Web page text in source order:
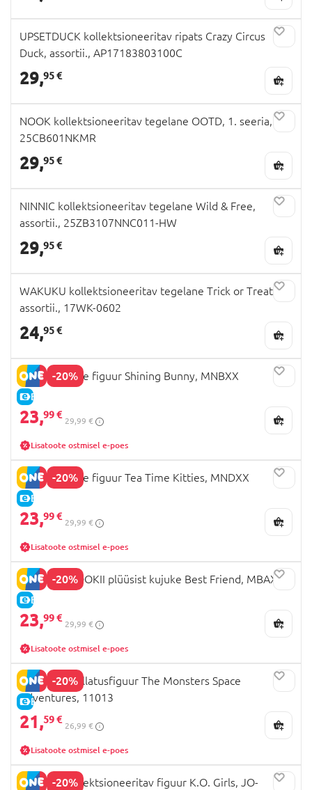
UPSETDUCK kollektsioneeritav ripats Crazy Circus
Duck, assortii., AP17183803100C
29,95 €
NOOK kollektsioneeritav tegelane OOTD, 1. seeria,
25CB601NKMR
29,95 €
NINNIC kollektsioneeritav tegelane Wild & Free,
assortii., 25ZB3107NNC011-HW
29,95 €
WAKUKU kollektsioneeritav tegelane Trick or Treats,
assortii., 17WK-0602
24,95 €
-20%
E-HIND
NANCI pehme figuur Shining Bunny, MNBXX
23,99 €
29,99 €
Lisatoote ostmisel e-poes
-20%
E-HIND
NANCI pehme figuur Tea Time Kitties, MNDXX
23,99 €
29,99 €
Lisatoote ostmisel e-poes
-20%
E-HIND
CREAM & COOKII plüüsist kujuke Best Friend, MBAXX
23,99 €
29,99 €
Lisatoote ostmisel e-poes
-20%
E-HIND
POP MART üllatusfiguur The Monsters Space
Adventures, 11013
21,59 €
26,99 €
Lisatoote ostmisel e-poes
-20%
KOKOSA kollektsioneeritav figuur K.O. Girls, JO-